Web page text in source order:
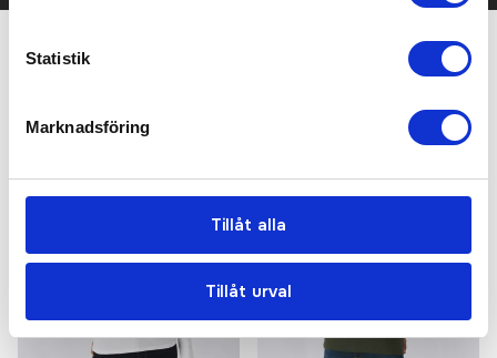
Statistik
Marknadsföring
Tillåt alla
Tillåt urval